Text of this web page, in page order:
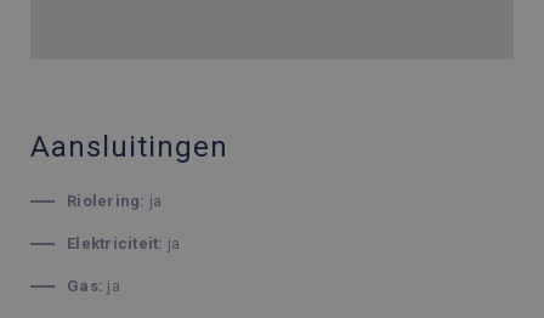
Aansluitingen
Riolering: ja
Elektriciteit: ja
Gas: ja